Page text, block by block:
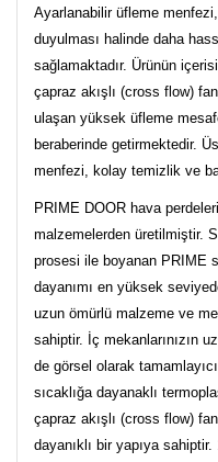
Ayarlanabilir üfleme
duyulması halinde daha
sağlamaktadır. Ürünün
çapraz akışlı (cross flow)
ulaşan yüksek üfleme
beraberinde getirmektedir.
menfezi, kolay temizlik ve
PRIME DOOR hava
malzemelerden üretilmiştir.
prosesi ile boyanan PRIME
dayanımı en yüksek
uzun ömürlü malzeme ve
sahiptir. İç mekanlarınızın
de görsel olarak
sıcaklığa dayanaklı
çapraz akışlı (cross flow)
dayanıklı bir yapıya